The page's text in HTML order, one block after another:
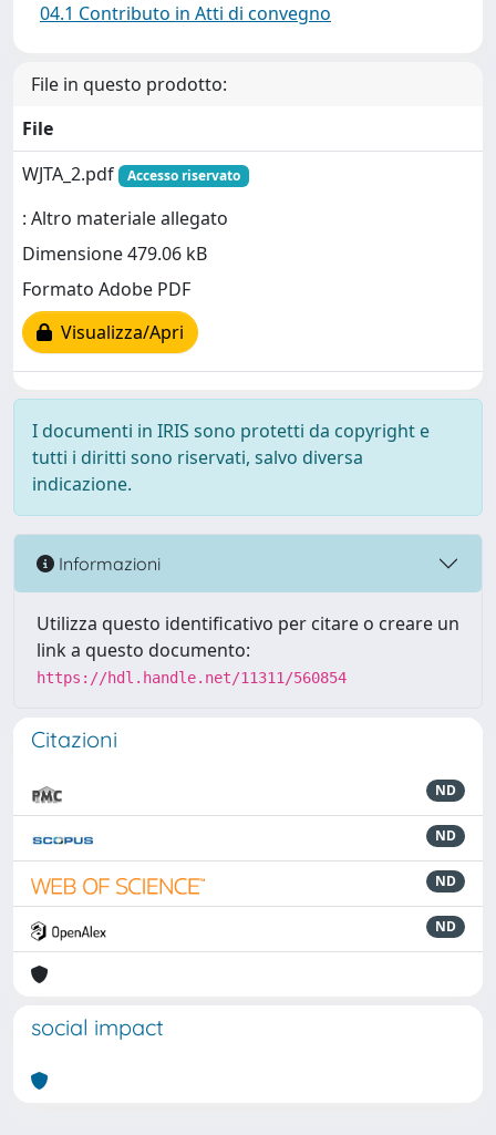
04.1 Contributo in Atti di convegno
File in questo prodotto:
File
WJTA_2.pdf
Accesso riservato
: Altro materiale allegato
Dimensione 479.06 kB
Formato Adobe PDF
Visualizza/Apri
I documenti in IRIS sono protetti da copyright e
tutti i diritti sono riservati, salvo diversa
indicazione.
Informazioni
Utilizza questo identificativo per citare o creare un
link a questo documento:
https://hdl.handle.net/11311/560854
Citazioni
ND
ND
ND
ND
social impact